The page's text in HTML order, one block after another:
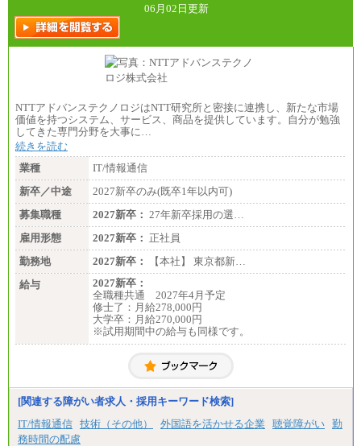
異なります
※試用期間中も給与に変更はございません。
06月02日更新
NTTアドバンステクノロジはNTT研究所と密接に連携し、新たな市場
価値を持つシステム、サービス、商品を提供しています。自分が勉強
してきた専門分野を大事に…
続きを読む
業種
IT/情報通信
新卒／中途
2027新卒のみ(既卒1年以内可)
募集職種
2027新卒： 27年新卒採用の選…
雇用形態
2027新卒： 正社員
勤務地
2027新卒：
【本社】 東京都新…
給与
2027新卒：
全職種共通 2027年4月予定
修士了：月給278,000円
大学卒：月給270,000円
※試用期間中の給与も同様です。
[関連する障がい者求人・採用キーワード検索]
IT/情報通信 技術（その他） 外国語を活かせる企業 聴覚障がい 勤
務時間の配慮